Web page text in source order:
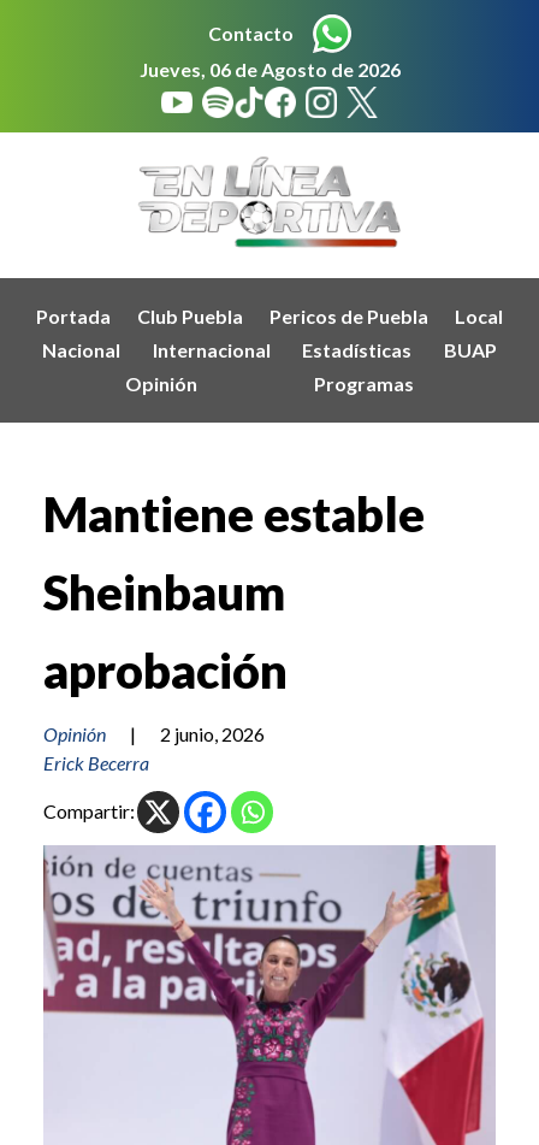
Contacto
Jueves, 06 de Agosto de 2026
Portada Club Puebla Pericos de Puebla
Local
Nacional
Internacional Estadísticas
BUAP
Opinión
Programas
Mantiene estable
Sheinbaum
aprobación
Opinión |
2 junio, 2026
Erick Becerra
Compartir: